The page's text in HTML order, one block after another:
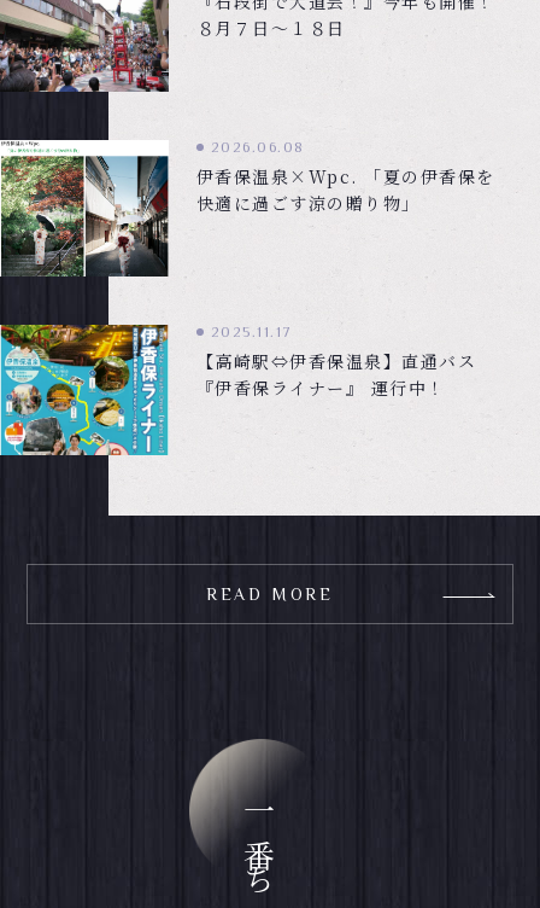
８月７日～１８日
2026.06.08
伊香保温泉×Wpc. 「夏の伊香保を
快適に過ごす涼の贈り物」
2025.11.17
【高崎駅⇔伊香保温泉】直通バス
『伊香保ライナー』 運行中！
READ MORE